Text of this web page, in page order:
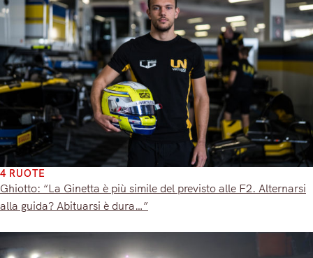
4 RUOTE
Ghiotto: “La Ginetta è più simile del previsto alle F2. Alternarsi
alla guida? Abituarsi è dura…”